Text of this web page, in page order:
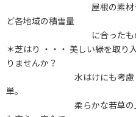
屋根の素材やアルミ
ど各地域の積雪量
に合ったものをご用
＊芝はり ・・・ 美しい緑を取り
りませんか？
水はけにも考慮して敷
単。
柔らかな若草の上なら